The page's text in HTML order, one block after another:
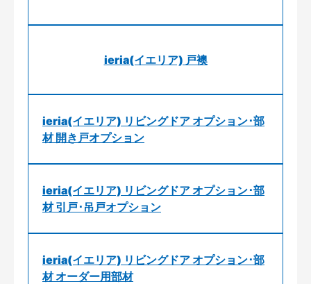
ieria(イエリア) 戸襖
ieria(イエリア) リビングドア オプション･部
材 開き戸オプション
ieria(イエリア) リビングドア オプション･部
材 引戸･吊戸オプション
ieria(イエリア) リビングドア オプション･部
材 オーダー用部材